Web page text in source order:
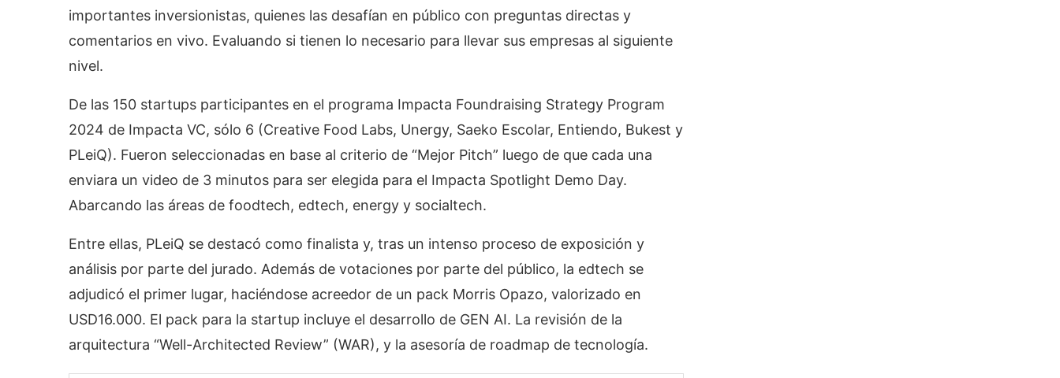
importantes inversionistas, quienes las desafían en público con preguntas directas y
comentarios en vivo. Evaluando si tienen lo necesario para llevar sus empresas al siguiente
nivel.
De las 150 startups participantes en el programa Impacta Foundraising Strategy Program
2024 de Impacta VC, sólo 6 (Creative Food Labs, Unergy, Saeko Escolar, Entiendo, Bukest y
PLeiQ). Fueron seleccionadas en base al criterio de “Mejor Pitch” luego de que cada una
enviara un video de 3 minutos para ser elegida para el Impacta Spotlight Demo Day.
Abarcando las áreas de foodtech, edtech, energy y socialtech.
Entre ellas, PLeiQ se destacó como finalista y, tras un intenso proceso de exposición y
análisis por parte del jurado. Además de votaciones por parte del público, la edtech se
adjudicó el primer lugar, haciéndose acreedor de un pack Morris Opazo, valorizado en
USD16.000. El pack para la startup incluye el desarrollo de GEN AI. La revisión de la
arquitectura “Well-Architected Review” (WAR), y la asesoría de roadmap de tecnología.